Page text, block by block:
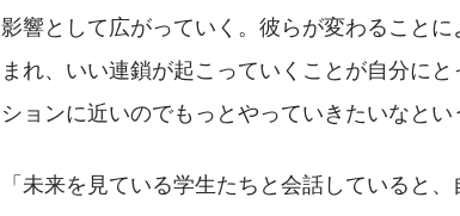
影響として広がっていく。彼らが変わること
まれ、いい連鎖が起こっていくことが自分に
ションに近いのでもっとやっていきたいなとい
「未来を見ている学生たちと会話していると